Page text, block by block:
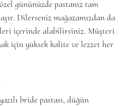
gününüzde pastanız tam
Dilerseniz mağazamızdan da
içerinde alabilirsiniz. Müşteri
için yüksek kalite ve lezzet her
bride pastası, düğün